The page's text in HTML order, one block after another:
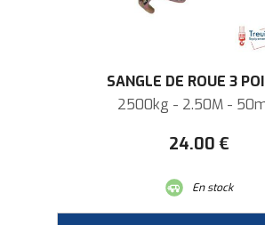
SANGLE DE ROUE 3
2500kg - 2.50M -
24.00 €
En stock